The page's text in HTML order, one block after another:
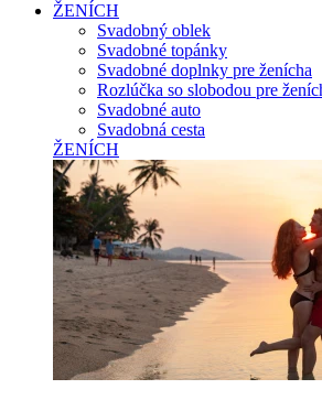
ŽENÍCH
Svadobný oblek
Svadobné topánky
Svadobné doplnky pre ženícha
Rozlúčka so slobodou pre
Svadobné auto
Svadobná cesta
ŽENÍCH